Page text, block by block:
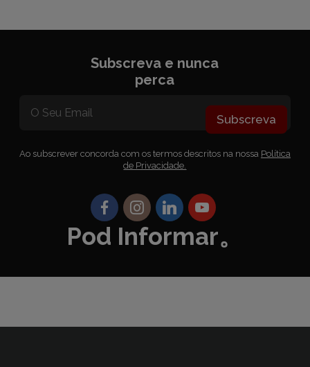
Subscreva e nunca
perca
Subscreva
Ao subscrever concorda com os termos descritos na nossa Política
de Privacidade.
Pod Informar。